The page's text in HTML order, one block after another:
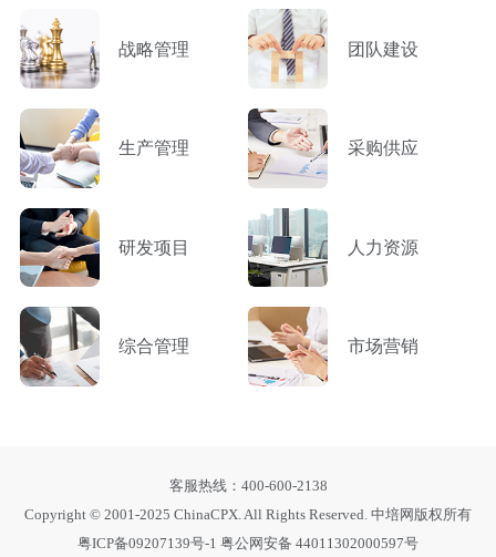
战略管理 团队建设
生产管理 采购供应
研发项目 人力资源
综合管理 市场营销
客服热线：400-600-2138
Copyright © 2001-2025 ChinaCPX. All Rights Reserved. 中培网版权所有
粤ICP备09207139号-1 粤公网安备 44011302000597号